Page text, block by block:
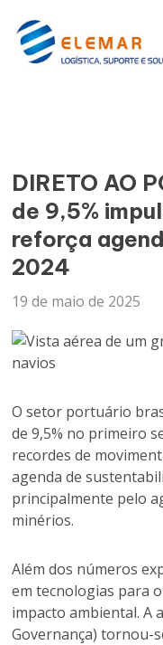
DIRETO AO
de 9,5%
reforça
2024
19 de maio de 2025
O setor portuário
de 9,5% no primeiro
recordes de
agenda de
principalmente pelo
minérios.
Além dos números
em tecnologias para
impacto ambiental. A
Governança) tornou-